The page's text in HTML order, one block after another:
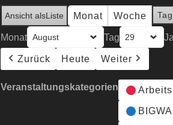
Ansicht alsListe Monat Woche Tag
Monat Tag
Zurück Heute Weiter
Veranstaltungskategorien